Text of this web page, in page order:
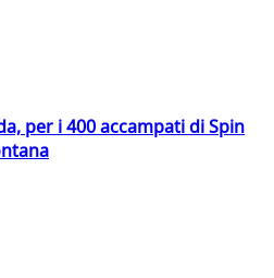
per i 400 accampati di Spin